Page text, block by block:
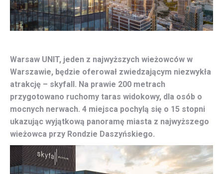
Warsaw UNIT, jeden z najwyższych wieżowców w
Warszawie, będzie oferował zwiedzającym niezwykła
atrakcję – skyfall. Na prawie 200 metrach
przygotowano ruchomy taras widokowy, dla osób o
mocnych nerwach. 4 miejsca pochylą się o 15 stopni
ukazując wyjątkową panoramę miasta z najwyższego
wieżowca przy Rondzie Daszyńskiego.